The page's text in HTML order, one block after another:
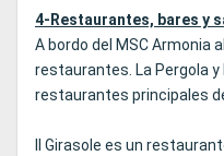
4-Restaurantes, bares y
A bordo del MSC Armonia
restaurantes. La Pergola
restaurantes principales
Il Girasole es un